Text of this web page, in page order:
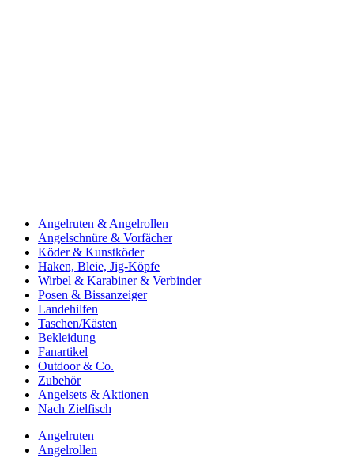
Angelruten & Angelrollen
Angelschnüre & Vorfächer
Köder & Kunstköder
Haken, Bleie, Jig-Köpfe
Wirbel & Karabiner & Verbinder
Posen & Bissanzeiger
Landehilfen
Taschen/Kästen
Bekleidung
Fanartikel
Outdoor & Co.
Zubehör
Angelsets & Aktionen
Nach Zielfisch
Angelruten
Angelrollen